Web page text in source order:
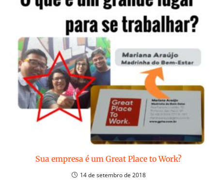
Sua empresa é um Great Place to Work?
14 de setembro de 2018